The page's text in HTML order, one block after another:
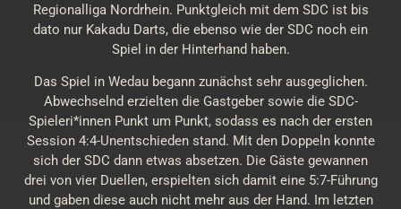
Regionalliga Nordrhein. Punktgleich mit dem SDC ist bis
dato nur Kakadu Darts, die ebenso wie der SDC noch ein
Spiel in der Hinterhand haben.
Das Spiel in Wedau begann zunächst sehr ausgeglichen.
Abwechselnd erzielten die Gastgeber sowie die SDC-
Spieleri*innen Punkt um Punkt, sodass es nach der ersten
Session 4:4-Unentschieden stand. Mit den Doppeln konnte
sich der SDC dann etwas absetzen. Die Gäste gewannen
drei von vier Duellen, erspielten sich damit eine 5:7-Führung
und gaben diese auch nicht mehr aus der Hand. Im letzten